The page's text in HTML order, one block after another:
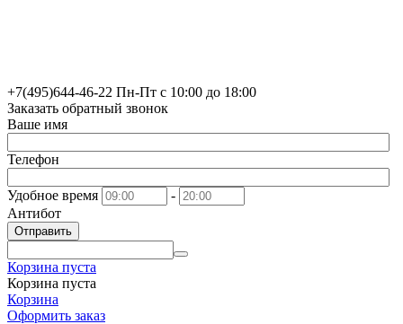
+7(495)644-46-22 Пн-Пт с 10:00 до 18:00
Заказать обратный звонок
Ваше имя
Телефон
Удобное время
-
Антибот
Отправить
Корзина пуста
Корзина пуста
Корзина
Оформить заказ